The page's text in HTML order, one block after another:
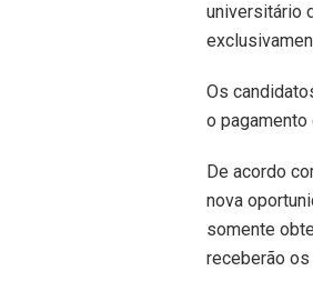
universitário
Os
o pagamento
De acordo
nova
somente
receberão